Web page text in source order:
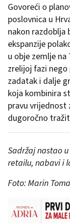
Govoreći o
poslovnica u
nakon razdoblja
ekspanzije
u obje zemlje na
zrelijoj fazi
zadatak i dalje
koja kombinira
pravu vrijednost
dugoročno
Sadržaj nastao
retailu, nabavi i
Foto: Marin